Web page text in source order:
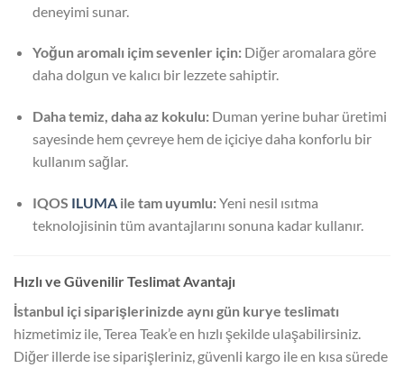
deneyimi sunar.
Yoğun aromalı içim sevenler için:Diğer aromalara göre
daha dolgun ve kalıcı bir lezzete sahiptir.
Daha temiz, daha az kokulu:Duman yerine buhar üretimi
sayesinde hem çevreye hem de içiciye daha konforlu bir
kullanım sağlar.
IQOS ILUMAile tam uyumlu:Yeni nesil ısıtma
teknolojisinin tüm avantajlarını sonuna kadar kullanır.
Hızlı ve Güvenilir Teslimat Avantajı
İstanbul içi siparişlerinizde aynı gün kurye teslimatı
hizmetimiz ile, Terea Teak’e en hızlı şekilde ulaşabilirsiniz.
Diğer illerde ise siparişleriniz, güvenli kargo ile en kısa sürede